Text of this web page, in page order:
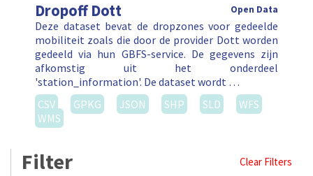
Dropoff Dott Open Data
Deze dataset bevat de dropzones voor gedeelde
mobiliteit zoals die door de provider Dott worden
gedeeld via hun GBFS-service. De gegevens zijn
afkomstig uit het onderdeel
'station_information'. De dataset wordt …
CSV
GPKG JSON SHP SLD
WFS
WMS
Filter Clear Filters